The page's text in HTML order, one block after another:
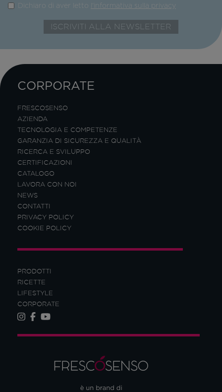
Dichiaro di aver letto l'informativa sulla privacy
PRODOTTI
RICETTE
LIFESTYLE
CORPORATE
CORPORATE
FRESCOSENSO
AZIENDA
TECNOLOGIA E COMPETENZE
GARANZIA DI SICUREZZA E QUALITÀ
RICERCA E SVILUPPO
CERTIFICAZIONI
CATALOGO
LAVORA CON NOI
NEWS
CONTATTI
PRIVACY POLICY
COOKIE POLICY